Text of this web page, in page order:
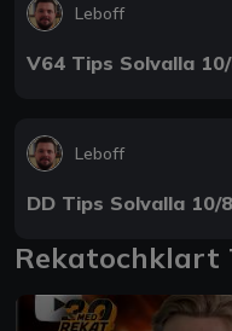
Leboff
V64 Tips Solvalla
Leboff
DD Tips Solvalla 10/8
Rekatochklart